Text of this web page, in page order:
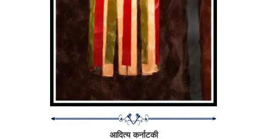
आदित्य कर्नाटकी